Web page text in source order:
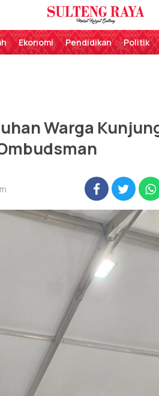
Sulteng Raya
Perekat Rakyat Sulteng
Ekonomi Pendidikan Politik
Warga